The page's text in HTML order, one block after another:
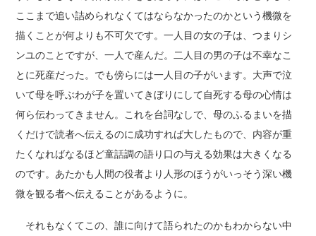
ここまで追い詰められなくてはならなかったのかという機微を
描くことが何よりも不可欠です。一人目の女の子は、つまりシ
ンユのことですが、一人で産んだ。二人目の男の子は不幸なこ
とに死産だった。でも傍らには一人目の子がいます。大声で泣
いて母を呼ぶわが子を置いてきぼりにして自死する母の心情は
何ら伝わってきません。これを台詞なしで、母のふるまいを描
くだけで読者へ伝えるのに成功すれば大したもので、内容が重
たくなればなるほど童話調の語り口の与える効果は大きくなる
のです。あたかも人間の役者より人形のほうがいっそう深い機
微を観る者へ伝えることがあるように。
それもなくてこの、誰に向けて語られたのかもわからない中